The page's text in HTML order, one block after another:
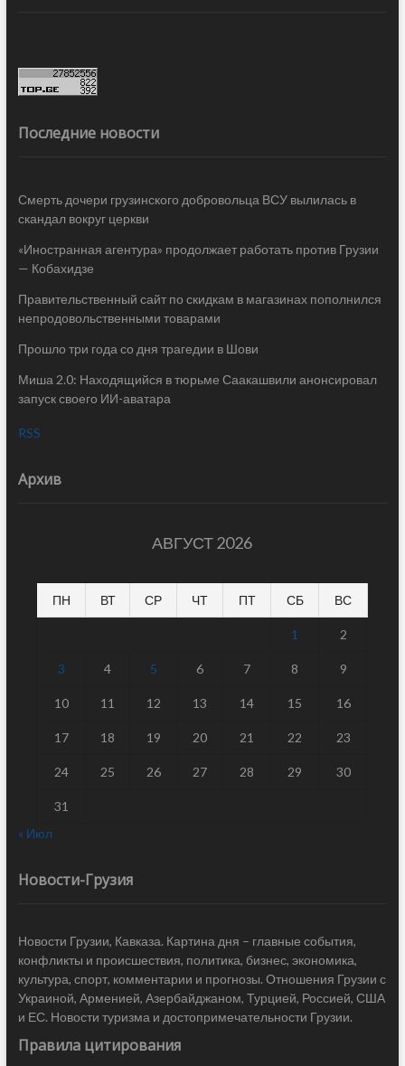
Последние новости
Смерть дочери грузинского добровольца ВСУ вылилась в
скандал вокруг церкви
«Иностранная агентура» продолжает работать против Грузии
— Кобахидзе
Правительственный сайт по скидкам в магазинах пополнился
непродовольственными товарами
Прошло три года со дня трагедии в Шови
Миша 2.0: Находящийся в тюрьме Саакашвили анонсировал
запуск своего ИИ-аватара
RSS
Архив
АВГУСТ 2026
ПН ВТ СР ЧТ ПТ СБ ВС
1 2
3 4 5 6 7 8 9
10 11 12 13 14 15 16
17 18 19 20 21 22 23
24 25 26 27 28 29 30
31
« Июл
Новости-Грузия
Новости Грузии, Кавказа. Картина дня – главные события,
конфликты и происшествия, политика, бизнес, экономика,
культура, спорт, комментарии и прогнозы. Отношения Грузии с
Украиной, Арменией, Азербайджаном, Турцией, Россией, США
и ЕС. Новости туризма и достопримечательности Грузии.
Правила цитирования